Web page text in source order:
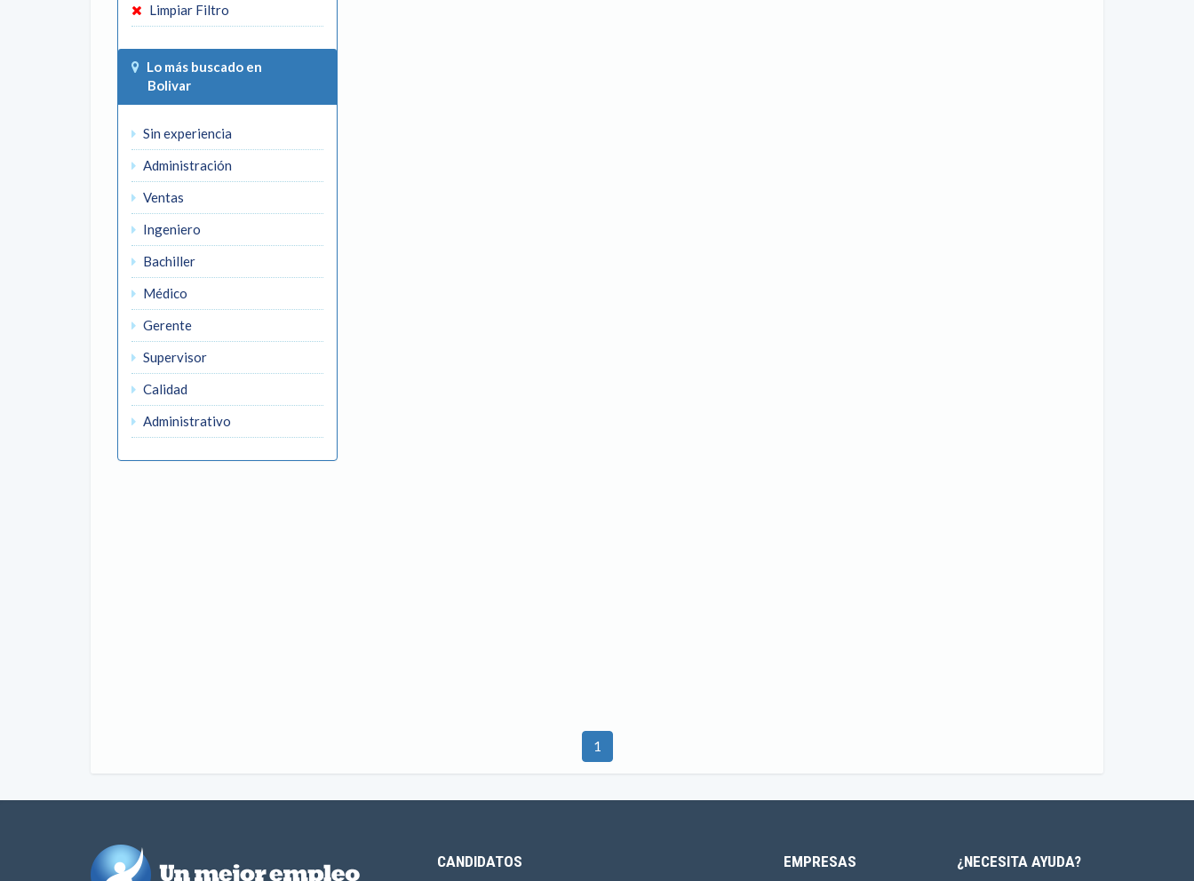
Limpiar Filtro
Lo más buscado en
Bolivar
Sin experiencia
Administración
Ventas
Ingeniero
Bachiller
Médico
Gerente
Supervisor
Calidad
Administrativo
1
CANDIDATOS EMPRESAS ¿NECESITA AYUDA?